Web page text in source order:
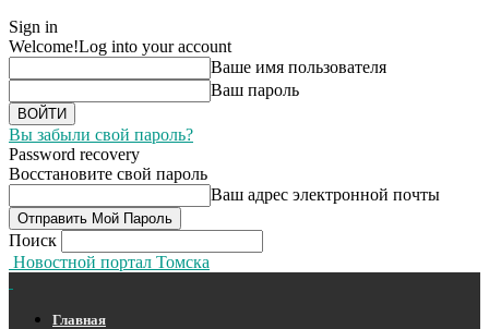
Sign in
Welcome!Log into your account
Ваше имя пользователя
Ваш пароль
Вы забыли свой пароль?
Password recovery
Восстановите свой пароль
Ваш адрес электронной почты
Поиск
Новостной портал Томска
Главная